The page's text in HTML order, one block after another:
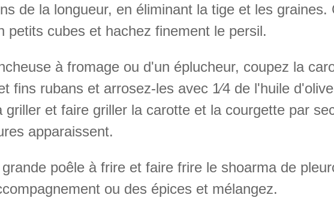
de la longueur, en éliminant la tige et les graines.
cubes et hachez finement le persil.
à fromage ou d'un éplucheur, coupez la
fins rubans et arrosez-les avec 1⁄4 de l'huile
et faire griller la carotte et la courgette par
apparaissent.
poêle à frire et faire frire le shoarma de
ou des épices et mélangez.